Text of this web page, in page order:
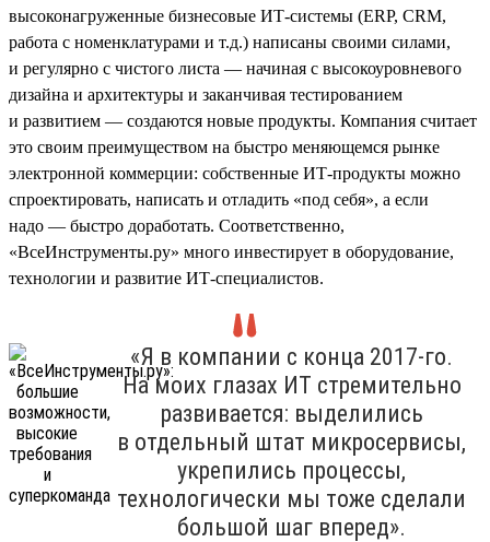
высоконагруженные бизнесовые ИТ-системы (ERP, CRM,
работа с номенклатурами и т.д.) написаны своими силами,
и регулярно с чистого листа — начиная с высокоуровневого
дизайна и архитектуры и заканчивая тестированием
и развитием — создаются новые продукты. Компания считает
это своим преимуществом на быстро меняющемся рынке
электронной коммерции: собственные ИТ-продукты можно
спроектировать, написать и отладить «под себя», а если
надо — быстро доработать. Соответственно,
«ВсеИнструменты.ру» много инвестирует в оборудование,
технологии и развитие ИТ-специалистов.
«Я в компании с конца 2017-го.
На моих глазах ИТ стремительно
развивается: выделились
в отдельный штат микросервисы,
укрепились процессы,
технологически мы тоже сделали
большой шаг вперед».